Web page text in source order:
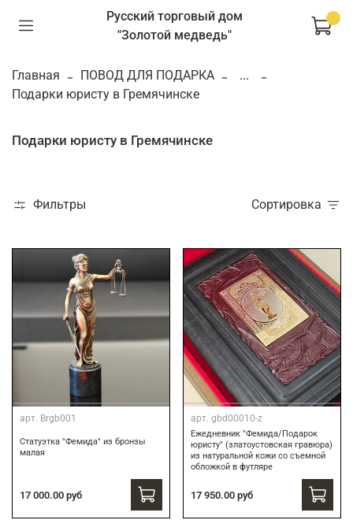
Русский торговый дом
"Золотой медведь"
Главная ПОВОД ДЛЯ ПОДАРКА
...
Подарки юристу в Гремячинске
Подарки юристу в Гремячинске
Фильтры Сортировка
арт. Brgb001
Статуэтка "Фемида" из бронзы
малая
17 000.00 руб
арт. gbd00010-z
Ежедневник "Фемида/Подарок
юристу" (златоустовская гравюра)
из натуральной кожи со съемной
обложкой в футляре
17 950.00 руб